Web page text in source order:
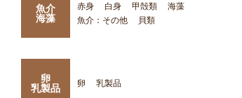
魚介
海藻
赤身 白身 甲殻類
海藻
魚介：その他
貝類
卵
乳製品
卵 乳製品